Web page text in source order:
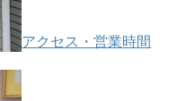
アクセス・営業時間